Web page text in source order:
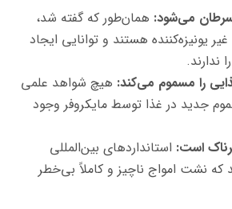
می‌شود: همان‌طور که گفته شد،
یونیزه‌کننده هستند و توانایی ایجاد
ندارند.
را مسموم می‌کند: هیچ شواهد علمی
جدید در غذا توسط مایکروفر وجود
است: استانداردهای بین‌المللی
که نشت امواج ناچیز و کاملاً بی‌خطر